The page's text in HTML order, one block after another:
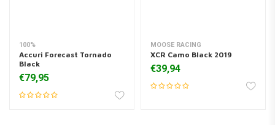
100%
Accuri Forecast Tornado
Black
€79,95
MOOSE RACING
XCR Camo Black 2019
€39,94